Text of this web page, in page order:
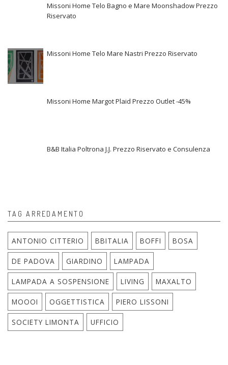
Missoni Home Telo Bagno e Mare Moonshadow Prezzo
Riservato
Missoni Home Telo Mare Nastri Prezzo Riservato
Missoni Home Margot Plaid Prezzo Outlet -45%
B&B Italia Poltrona J.J. Prezzo Riservato e Consulenza
TAG ARREDAMENTO
ANTONIO CITTERIO BBITALIA BOFFI BOSA
DE PADOVA GIARDINO LAMPADA
LAMPADA A SOSPENSIONE LIVING MAXALTO
MOOOI OGGETTISTICA PIERO LISSONI
SOCIETY LIMONTA UFFICIO